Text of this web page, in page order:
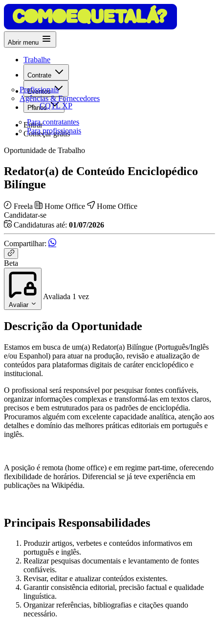
Abrir menu
Trabalhe
Contrate
Profissionais
Agências & Fornecedores
Eventos
CQTL XP
Planos
Para contratantes
Para profissionais
Entrar
Começar grátis
Oportunidade de Trabalho
Redator(a) de Conteúdo Enciclopédico
Bilíngue
Freela Home Office
Home Office
Candidatar-se
Candidaturas até: 01/07/2026
Compartilhar:
Beta
Avaliar
Avaliada 1 vez
Descrição da Oportunidade
Estamos em busca de um(a) Redator(a) Bilíngue (Português/Inglês
e/ou Espanhol) para atuar na produção, revisão e atualização de
conteúdos para plataformas digitais de caráter enciclopédico e
institucional.
O profissional será responsável por pesquisar fontes confiáveis,
organizar informações complexas e transformá-las em textos claros,
precisos e bem estruturados para os padrões de enciclopédia.
Procuramos alguém com excelente capacidade analítica, atenção aos
detalhes e domínio das melhores práticas editoriais em português e
inglês.
A posição é remota (home office) e em regime part-time, oferecendo
flexibilidade de horários. Diferencial se já teve experiência em
publicações na Wikipédia.
Principais Responsabilidades
Produzir artigos, verbetes e conteúdos informativos em
português e inglês.
Realizar pesquisas documentais e levantamento de fontes
confiáveis.
Revisar, editar e atualizar conteúdos existentes.
Garantir consistência editorial, precisão factual e qualidade
linguística.
Organizar referências, bibliografias e citações quando
necessário.